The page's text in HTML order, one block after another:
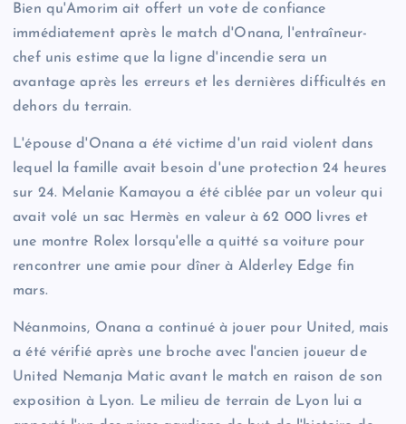
Bien qu'Amorim ait offert un vote de confiance
immédiatement après le match d'Onana, l'entraîneur-
chef unis estime que la ligne d'incendie sera un
avantage après les erreurs et les dernières difficultés en
dehors du terrain.
L'épouse d'Onana a été victime d'un raid violent dans
lequel la famille avait besoin d'une protection 24 heures
sur 24. Melanie Kamayou a été ciblée par un voleur qui
avait volé un sac Hermès en valeur à 62 000 livres et
une montre Rolex lorsqu'elle a quitté sa voiture pour
rencontrer une amie pour dîner à Alderley Edge fin
mars.
Néanmoins, Onana a continué à jouer pour United, mais
a été vérifié après une broche avec l'ancien joueur de
United Nemanja Matic avant le match en raison de son
exposition à Lyon. Le milieu de terrain de Lyon lui a